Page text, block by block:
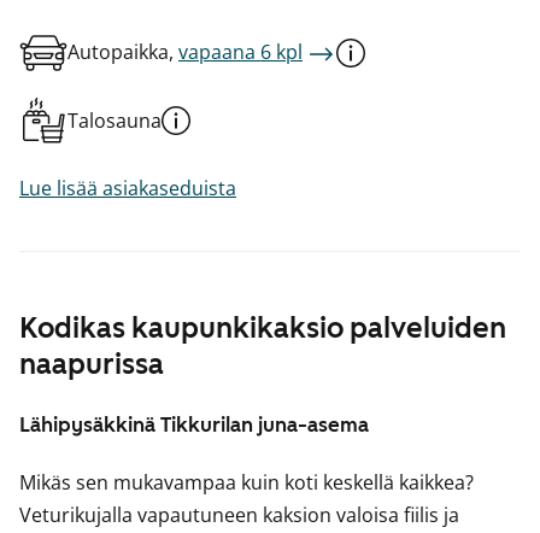
Kodikas kaupunkikaksio palveluiden
naapurissa
Lähipysäkkinä Tikkurilan juna-asema
Mikäs sen mukavampaa kuin koti keskellä kaikkea?
Veturikujalla vapautuneen kaksion valoisa fiilis ja
Autopaikka, vapaana 6 kpl
Talosauna
Lue lisää asiakaseduista